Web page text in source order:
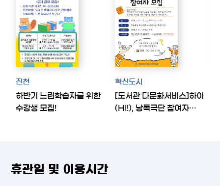
진천
하반기 느린학습자를 위한
수강생 모집!
혁신도시
[도서관 다문화서비스]하이
(HI!), 낭독극단 참여자
휴관일 및 이용시간